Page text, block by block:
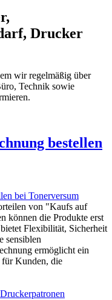
Drucker
wir regelmäßig über
Technik sowie
bestellen
von "Kaufs auf
können die Produkte erst
Flexibilität, Sicherheit
sensiblen
ermöglicht ein
für Kunden, die
Druckerpatronen